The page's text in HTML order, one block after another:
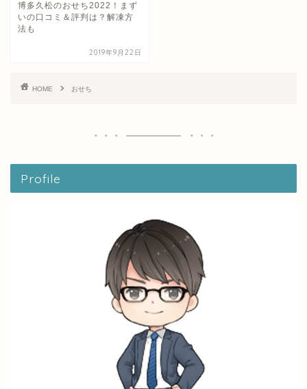
博多久松のおせち2022！まず
いの口コミ＆評判は？解凍方
法も
2019年9月22日
HOME おせち
Profile